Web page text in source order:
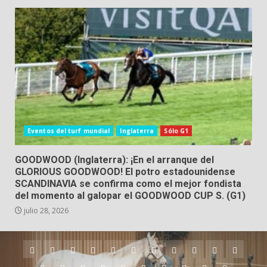
Eventos del turf mundial Inglaterra Sólo G1
GOODWOOD (Inglaterra): ¡En el arranque del
GLORIOUS GOODWOOD! El potro estadounidense
SCANDINAVIA se confirma como el mejor fondista
del momento al galopar el GOODWOOD CUP S. (G1)
julio 28, 2026
Argentina
AustraliaBrasilChileDubaiEstados
Unidos
Hong
Kong
Inglaterra
IrlandaJapónNueva
Zelanda